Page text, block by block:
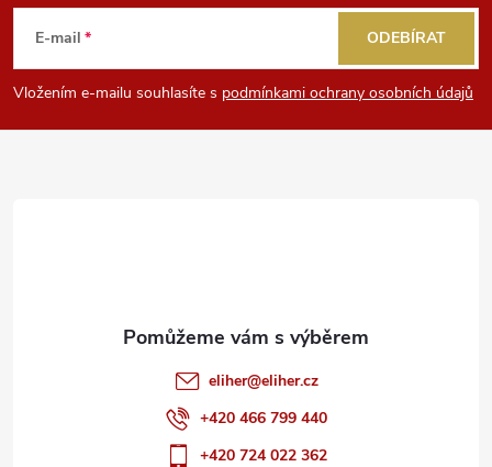
p
a
E-mail
Vložením e-mailu souhlasíte s podmínkami ochrany osobních údajů
ODEBÍRAT
eliher@eliher.cz
+420 466 799 440
+420 724 022 362